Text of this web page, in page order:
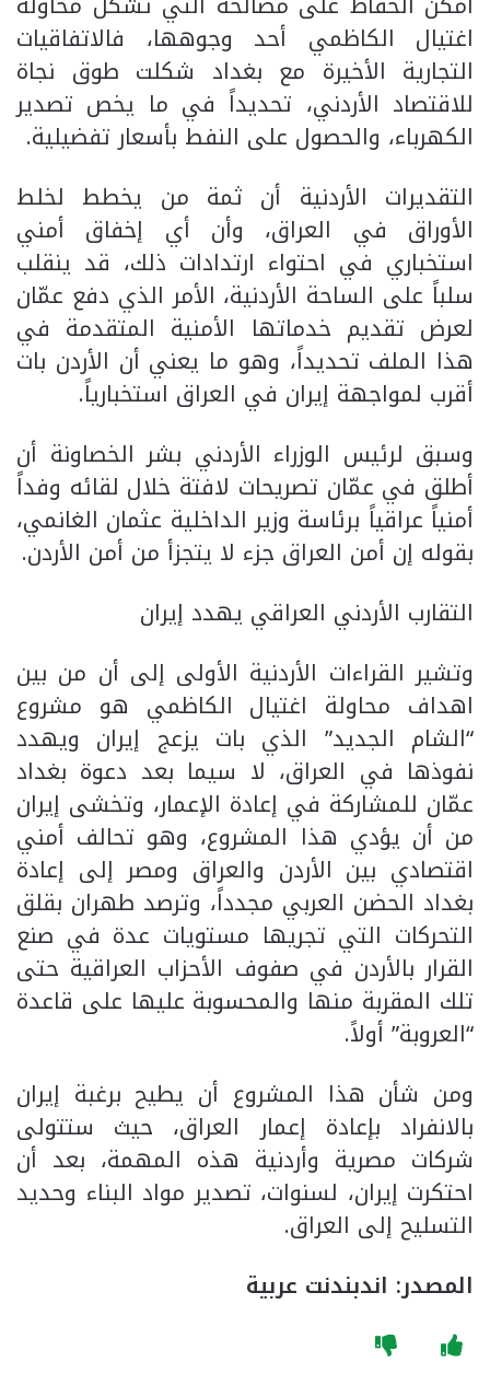
اغتيال الكاظمي أحد وجوهها، فالاتفاقيات
التجارية الأخيرة مع بغداد شكلت طوق نجاة
للاقتصاد الأردني، تحديداً في ما يخص تصدير
الكهرباء، والحصول على النفط بأسعار تفضيلية.
التقديرات الأردنية أن ثمة من يخطط لخلط
الأوراق في العراق، وأن أي إخفاق أمني
استخباري في احتواء ارتدادات ذلك، قد ينقلب
سلباً على الساحة الأردنية، الأمر الذي دفع عمّان
لعرض تقديم خدماتها الأمنية المتقدمة في
هذا الملف تحديداً، وهو ما يعني أن الأردن بات
أقرب لمواجهة إيران في العراق استخبارياً.
وسبق لرئيس الوزراء الأردني بشر الخصاونة أن
أطلق في عمّان تصريحات لافتة خلال لقائه وفداً
أمنياً عراقياً برئاسة وزير الداخلية عثمان الغانمي،
بقوله إن أمن العراق جزء لا يتجزأ من أمن الأردن.
التقارب الأردني العراقي يهدد إيران
وتشير القراءات الأردنية الأولى إلى أن من بين
اهداف محاولة اغتيال الكاظمي هو مشروع
“الشام الجديد” الذي بات يزعج إيران ويهدد
نفوذها في العراق، لا سيما بعد دعوة بغداد
عمّان للمشاركة في إعادة الإعمار، وتخشى إيران
من أن يؤدي هذا المشروع، وهو تحالف أمني
اقتصادي بين الأردن والعراق ومصر إلى إعادة
بغداد الحضن العربي مجدداً، وترصد طهران بقلق
التحركات التي تجريها مستويات عدة في صنع
القرار بالأردن في صفوف الأحزاب العراقية حتى
تلك المقربة منها والمحسوبة عليها على قاعدة
“العروبة” أولاً.
ومن شأن هذا المشروع أن يطيح برغبة إيران
بالانفراد بإعادة إعمار العراق، حيث ستتولى
شركات مصرية وأردنية هذه المهمة، بعد أن
احتكرت إيران، لسنوات، تصدير مواد البناء وحديد
التسليح إلى العراق.
المصدر: اندبندنت عربية